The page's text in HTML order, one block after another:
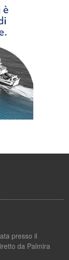
presso il
da Palmira